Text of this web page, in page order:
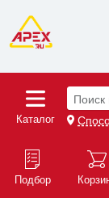
Каталог
Поиск
Подбор